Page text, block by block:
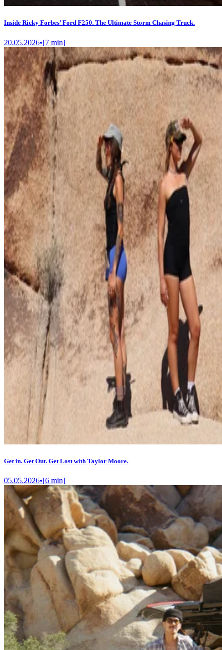
Inside Ricky Forbes’ Ford F250. The Ultimate Storm Chasing Truck.
20.05.2026•[7 min]
Get in. Get Out. Get Lost with Taylor Moore.
05.05.2026•[6 min]